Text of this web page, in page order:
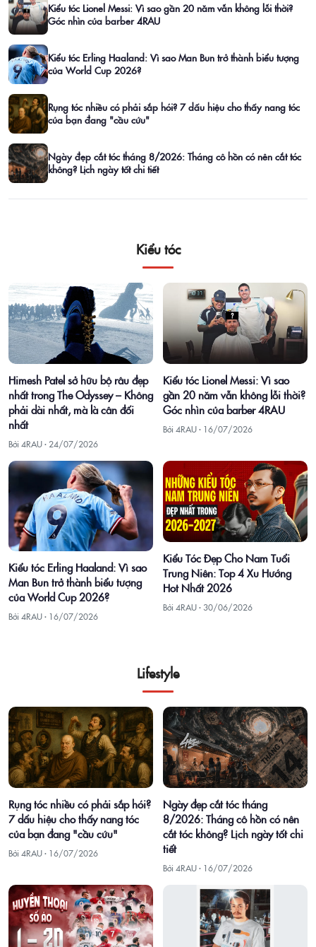
Kiểu tóc Lionel Messi: Vì sao gần 20 năm vẫn không lỗi thời?
Góc nhìn của barber 4RAU
Kiểu tóc Erling Haaland: Vì sao Man Bun trở thành biểu tượng
của World Cup 2026?
Rụng tóc nhiều có phải sắp hói? 7 dấu hiệu cho thấy nang tóc
của bạn đang "cầu cứu"
Ngày đẹp cắt tóc tháng 8/2026: Tháng cô hồn có nên cắt tóc
không? Lịch ngày tốt chi tiết
Kiểu tóc
Himesh Patel sở hữu bộ râu đẹp
nhất trong The Odyssey – Không
phải dài nhất, mà là cân đối
nhất
Bởi 4RAU · 24/07/2026
Kiểu tóc Lionel Messi: Vì sao
gần 20 năm vẫn không lỗi thời?
Góc nhìn của barber 4RAU
Bởi 4RAU · 16/07/2026
Kiểu tóc Erling Haaland: Vì sao
Man Bun trở thành biểu tượng
của World Cup 2026?
Bởi 4RAU · 16/07/2026
Kiểu Tóc Đẹp Cho Nam Tuổi
Trung Niên: Top 4 Xu Hướng
Hot Nhất 2026
Bởi 4RAU · 30/06/2026
Lifestyle
Rụng tóc nhiều có phải sắp hói?
7 dấu hiệu cho thấy nang tóc
của bạn đang "cầu cứu"
Bởi 4RAU · 16/07/2026
Ngày đẹp cắt tóc tháng
8/2026: Tháng cô hồn có nên
cắt tóc không? Lịch ngày tốt chi
tiết
Bởi 4RAU · 16/07/2026